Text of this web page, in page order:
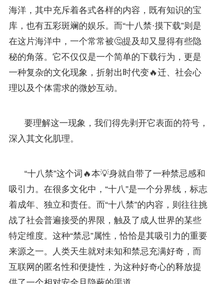
海洋，其中充斥着各式各样的内容，既有知识的宝
库，也有五彩斑斓的娱乐。而“十八禁·摸下载”则是
在这片海洋中，一个常常被🤔提及却又显得有些隐
秘的角落。它不仅仅是一个简单的下载行为，更是
一种复杂的文化现象，折射出时代变🔥迁、社会心
理以及个体需求的微妙互动。
要理解这一现象，我们得先剥开它表面的符号，
深入其文化肌理。
“十八禁”这个词🔥本💡身就自带了一种禁忌感和
吸引力。在很多文化中，“十八”是一个分界线，标志
着成年、独立和责任。而“十八禁”的内容，则往往挑
战了社会普遍接受的界限，触及了成人世界的某些
特定维度。这种“禁忌”属性，恰恰是其吸引力的重要
来源之一。人类天生就对未知和禁忌充满好奇，而
互联网的匿名性和便捷性，为这种好奇心的释放提